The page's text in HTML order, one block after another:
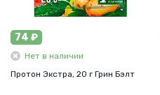
74 ₽
Нет в наличии
Протон Экстра, 20 г Грин Бэлт